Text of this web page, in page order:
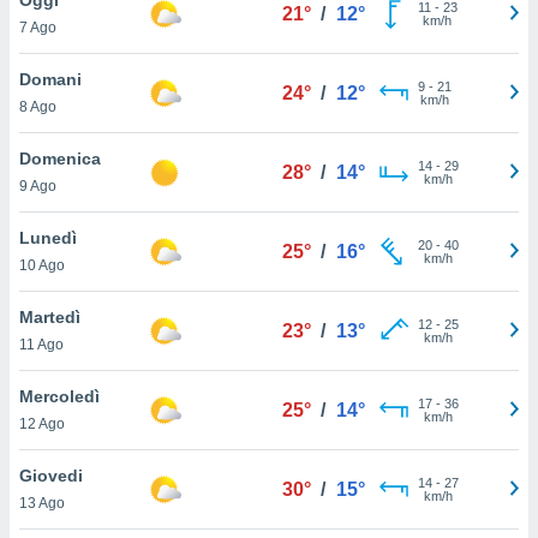
è
al sito
di
ci
di
il
un
la
nella
7 Ago
21° / 12° 11 - 23
km/h
Domani
8 Ago
24° / 12° 9- 21
km/h
Domenica
9 Ago
28° / 14° 14- 29
km/h
Lunedì
10 Ago
25° / 16° 20- 40
km/h
Martedì
11 Ago
23° / 13° 12- 25
km/h
Mercoledì
12 Ago
25° / 14° 17- 36
km/h
Giovedi
13 Ago
30° / 15° 14- 27
km/h